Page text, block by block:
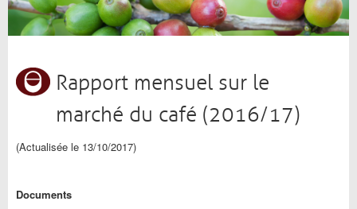
Rapport mensuel sur le
marché du café (2016/17)
(Actualisée le 13/10/2017)
Documents